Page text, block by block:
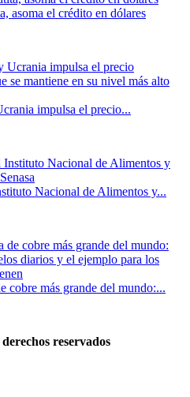
asoma el crédito en dólares
impulsa el precio...
Nacional de Alimentos y...
cobre más grande del mundo:...
reservados